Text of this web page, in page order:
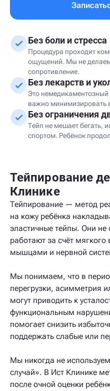
Без боли и стресса
Процедура проходит
ощущений. Мы не делаем
сопротивление.
Без лекарств и
Это
важно минимизировать
Без ограничения
Тейп не мешает бегать,
спортом. Ребёнок
Тейпирование
Клинике
Тейпирование — метод
на кожу ребёнка
эластичные тейпы. Они не
работают за счёт
мышцами и нервной
Мы понимаем, что в
перегрузки, асимметрия
могут приводить к
функциональным
помогает снизить
поддержать слабые или
Мы никогда не
случай». В Ист Клинике
после очной оценки